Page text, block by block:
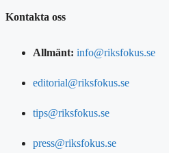
Kontakta oss
Allmänt: info@riksfokus.se
editorial@riksfokus.se
tips@riksfokus.se
press@riksfokus.se